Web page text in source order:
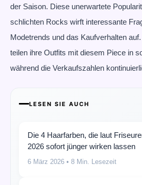
der Saison. Diese unerwartete
schlichten Rocks wirft interessante
Modetrends und das Kaufverhalten
teilen ihre Outfits mit diesem Piece in
während die Verkaufszahlen
LESEN SIE AUCH
Die 4 Haarfarben, die laut
2026 sofort jünger wirken lassen
6 März 2026 • 8 Min. Lesezeit